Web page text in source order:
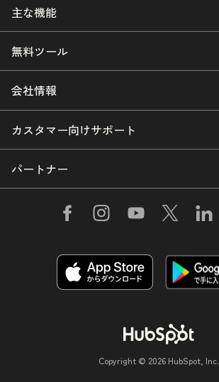
主な機能
無料ツール
会社情報
カスタマー向けサポート
パートナー
Copyright © 2026 HubSpot, Inc.